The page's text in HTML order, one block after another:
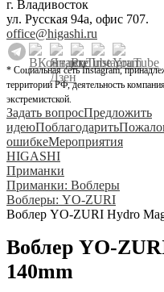
г. Владивосток
ул. Русская 94а, офис 707.
office@higashi.ru
* Социальная сеть Instagram,
территории РФ, деятельность
экстремистской.
Задать вопросПредложить
идеюПоблагодарить
ошибкеМероприятия
HIGASHI
Приманки
Приманки: Воблеры
Воблеры: YO-ZURI
Воблер YO-ZURI Hydro
Воблер YO-
140mm